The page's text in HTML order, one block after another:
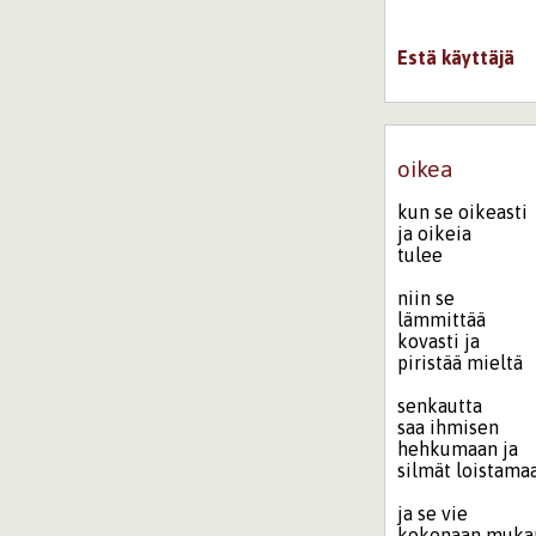
Estä käyttäjä
oikea
kun se oikeasti
ja oikeia
tulee
niin se
lämmittää
kovasti ja
piristää mieltä
senkautta
saa ihmisen
hehkumaan ja
silmät
ja se vie